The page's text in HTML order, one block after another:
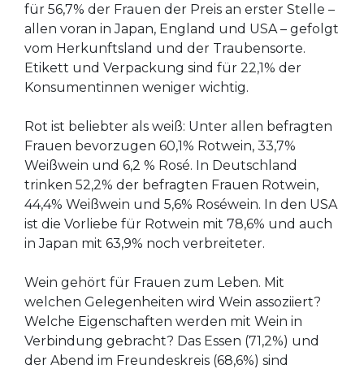
für 56,7% der Frauen der Preis an erster Stelle –
allen voran in Japan, England und USA – gefolgt
vom Herkunftsland und der Traubensorte.
Etikett und Verpackung sind für 22,1% der
Konsumentinnen weniger wichtig.
Rot ist beliebter als weiß: Unter allen befragten
Frauen bevorzugen 60,1% Rotwein, 33,7%
Weißwein und 6,2 % Rosé. In Deutschland
trinken 52,2% der befragten Frauen Rotwein,
44,4% Weißwein und 5,6% Roséwein. In den USA
ist die Vorliebe für Rotwein mit 78,6% und auch
in Japan mit 63,9% noch verbreiteter.
Wein gehört für Frauen zum Leben. Mit
welchen Gelegenheiten wird Wein assoziiert?
Welche Eigenschaften werden mit Wein in
Verbindung gebracht? Das Essen (71,2%) und
der Abend im Freundeskreis (68,6%) sind